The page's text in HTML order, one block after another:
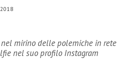
mirino delle polemiche in rete
nel suo profilo Instagram